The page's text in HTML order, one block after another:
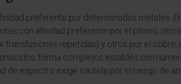
preferente por determinados metales.
con afinidad preferente por el plomo,
transfusiones repetidas) y otros por el cobre,
forma complejos estables con
de espectro exige cautela por el riesgo de